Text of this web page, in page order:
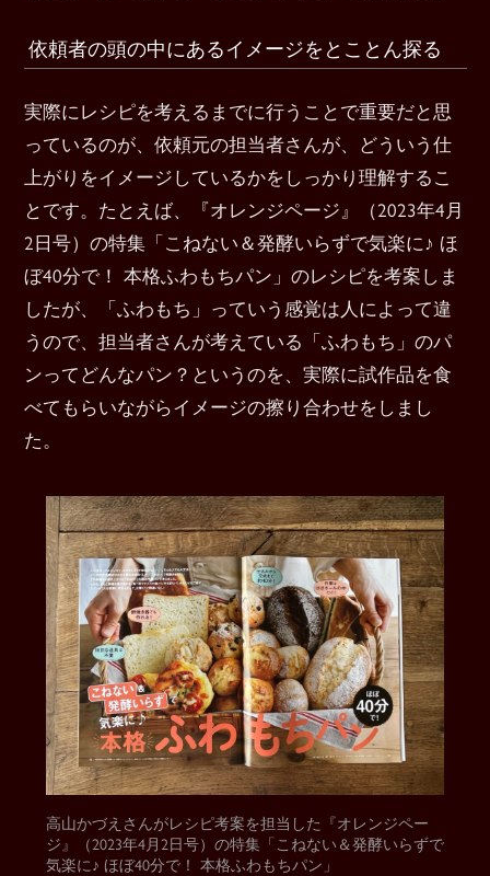
依頼者の頭の中にあるイメージをとことん探る
実際にレシピを考えるまでに行うことで重要だと思
っているのが、依頼元の担当者さんが、どういう仕
上がりをイメージしているかをしっかり理解するこ
とです。たとえば、『オレンジページ』（2023年4月
2日号）の特集「こねない＆発酵いらずで気楽に♪ ほ
ぼ40分で！ 本格ふわもちパン」のレシピを考案しま
したが、「ふわもち」っていう感覚は人によって違
うので、担当者さんが考えている「ふわもち」のパ
ンってどんなパン？というのを、実際に試作品を食
べてもらいながらイメージの擦り合わせをしまし
た。
高山かづえさんがレシピ考案を担当した『オレンジペー
ジ』（2023年4月2日号）の特集「こねない＆発酵いらずで
気楽に♪ ほぼ40分で！ 本格ふわもちパン」